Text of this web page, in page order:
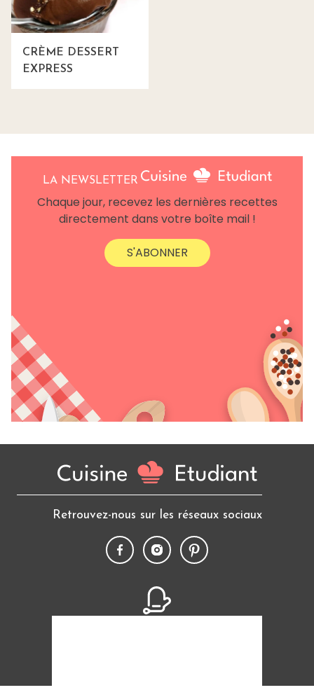
CRÈME DESSERT
EXPRESS
LA NEWSLETTER
Chaque jour, recevez les dernières recettes
directement dans votre boîte mail !
S'ABONNER
Retrouvez-nous sur les réseaux sociaux